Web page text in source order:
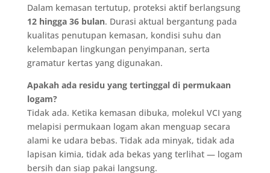
Dalam kemasan tertutup, proteksi aktif berlangsung
12 hingga 36 bulan. Durasi aktual bergantung pada
kualitas penutupan kemasan, kondisi suhu dan
kelembapan lingkungan penyimpanan, serta
gramatur kertas yang digunakan.
Apakah ada residu yang tertinggal di permukaan
logam?
Tidak ada. Ketika kemasan dibuka, molekul VCI yang
melapisi permukaan logam akan menguap secara
alami ke udara bebas. Tidak ada minyak, tidak ada
lapisan kimia, tidak ada bekas yang terlihat — logam
bersih dan siap pakai langsung.